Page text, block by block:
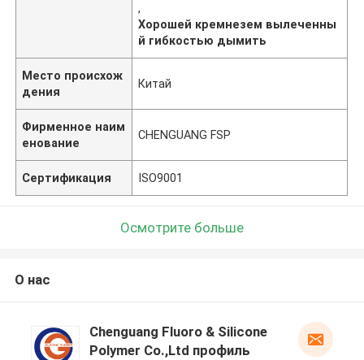
,
Хорошей кремнезем вылеченны
й гибкостью дымить
Место происхож
дения
Китай
Фирменное наим
енование
CHENGUANG FSP
Сертификация ISO9001
Осмотрите больше
О нас
Chenguang Fluoro & Silicone
Polymer Co.,Ltd профиль